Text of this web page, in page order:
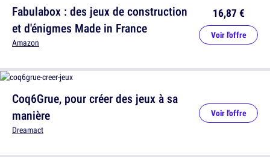
Coq6Grue, pour créer des jeux à sa
manière
Dreamact
Voir l'offre
Fabulabox : des jeux de construction
et d'énigmes Made in France
Amazon
16,87 €
Voir l'offre